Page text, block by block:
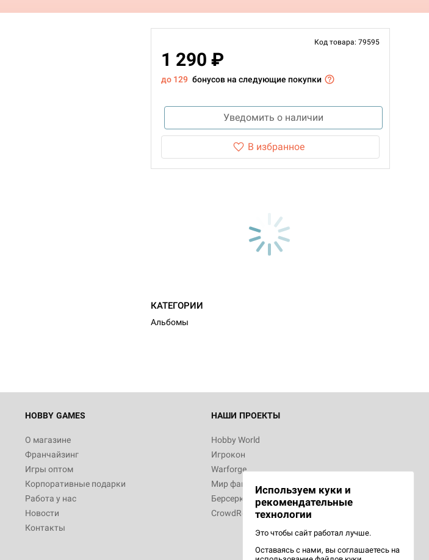
Код товара: 79595
1 290 ₽
до 129 бонусов на следующие покупки
Уведомить о наличии
В избранное
КАТЕГОРИИ
Альбомы
HOBBY GAMES
О магазине
Франчайзинг
Игры оптом
Корпоративные подарки
Работа у нас
Новости
Контакты
НАШИ ПРОЕКТЫ
Hobby World
Игрокон
Warforge
Мир фантастики
Берсерк
CrowdRepublic
Используем куки и
рекомендательные
технологии
Это чтобы сайт работал лучше.
Оставаясь с нами, вы соглашаетесь на